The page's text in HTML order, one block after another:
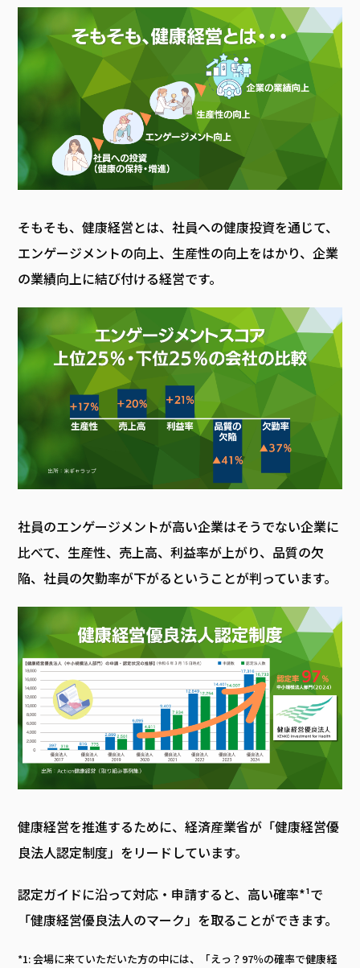
そもそも、健康経営とは、社員への健康投資を通じて、
エンゲージメントの向上、生産性の向上をはかり、企業
の業績向上に結び付ける経営です。
社員のエンゲージメントが高い企業はそうでない企業に
比べて、生産性、売上高、利益率が上がり、品質の欠
陥、社員の欠勤率が下がるということが判っています。
健康経営を推進するために、経済産業省が「健康経営優
良法人認定制度」をリードしています。
認定ガイドに沿って対応・申請すると、高い確率*¹で
「健康経営優良法人のマーク」を取ることができます。
*1: 会場に来ていただいた方の中には、「えっ？97％の確率で健康経